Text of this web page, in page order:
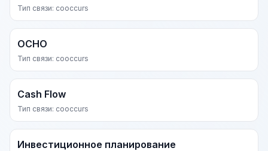
Тип связи: cooccurs
ОСНО
Тип связи: cooccurs
Cash Flow
Тип связи: cooccurs
Инвестиционное планирование